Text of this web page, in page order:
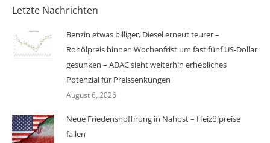
Letzte Nachrichten
Benzin etwas billiger, Diesel erneut teurer –
Rohölpreis binnen Wochenfrist um fast fünf US-Dollar
gesunken – ADAC sieht weiterhin erhebliches
Potenzial für Preissenkungen
August 6, 2026
Neue Friedenshoffnung in Nahost – Heizölpreise
fallen